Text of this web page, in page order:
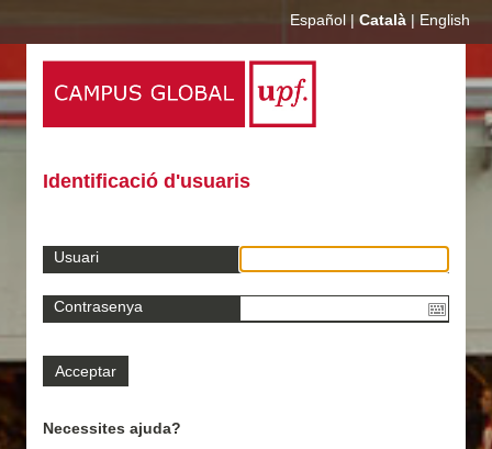
Español | Català | English
Identificació d'usuaris
Usuari
Contrasenya
Necessites ajuda?